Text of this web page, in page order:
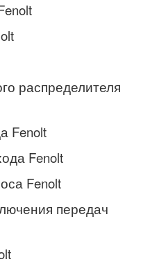
распределителя
Fenolt
Fenolt
Fenolt
передач